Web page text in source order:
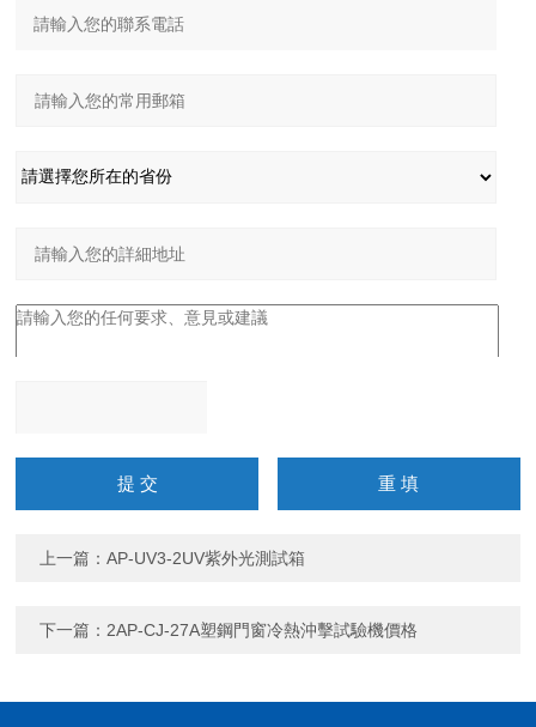
上一篇：AP-UV3-2UV紫外光測試箱
下一篇： 2AP-CJ-27A塑鋼門窗冷熱沖擊試驗機價格